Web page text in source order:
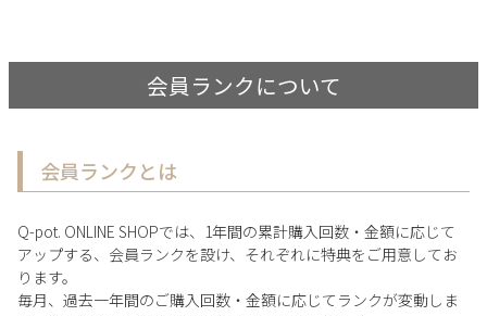
会員ランクについて
会員ランクとは
Q-pot. ONLINE SHOPでは、1年間の累計購入回数・金額に応じて
アップする、会員ランクを設け、それぞれに特典をご用意してお
ります。
毎月、過去一年間のご購入回数・金額に応じてランクが変動しま